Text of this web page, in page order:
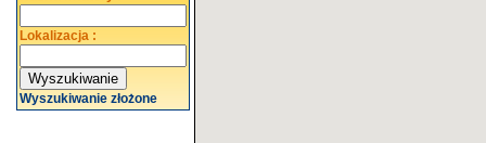
Lokalizacja :
Wyszukiwanie złożone